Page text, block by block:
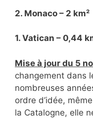
2. Monaco – 2 km²
1. Vatican – 0,44
Mise à jour du 5
changement dans
nombreuses
ordre d’idée,
la Catalogne, elle